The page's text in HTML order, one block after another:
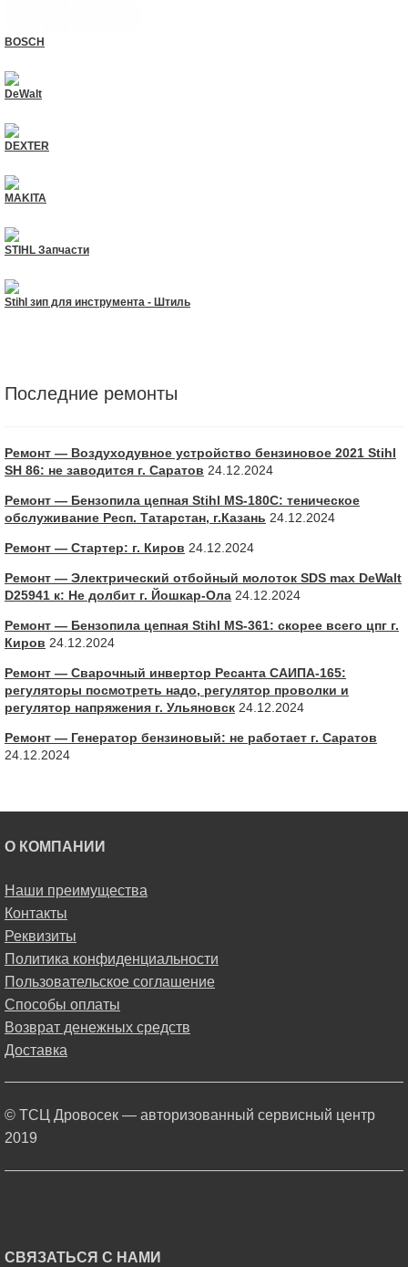
BOSCH
DeWalt
DEXTER
MAKITA
STIHL Запчасти
Stihl зип для инструмента - Штиль
Последние ремонты
Ремонт — Воздуходувное устройство бензиновое 2021 Stihl
SH 86: не заводится г. Саратов 24.12.2024
Ремонт — Бензопила цепная Stihl MS-180С: теническое
обслуживание Респ. Татарстан, г.Казань 24.12.2024
Ремонт — Стартер: г. Киров 24.12.2024
Ремонт — Электрический отбойный молоток SDS max DeWalt
D25941 к: Не долбит г. Йошкар-Ола 24.12.2024
Ремонт — Бензопила цепная Stihl MS-361: скорее всего цпг г.
Киров 24.12.2024
Ремонт — Сварочный инвертор Ресанта САИПА-165:
регуляторы посмотреть надо, регулятор проволки и
регулятор напряжения г. Ульяновск 24.12.2024
Ремонт — Генератор бензиновый: не работает г. Саратов
24.12.2024
О КОМПАНИИ
Наши преимущества
Контакты
Реквизиты
Политика конфиденциальности
Пользовательское соглашение
Способы оплаты
Возврат денежных средств
Доставка
© ТСЦ Дровосек — авторизованный сервисный центр
2019
СВЯЗАТЬСЯ С НАМИ